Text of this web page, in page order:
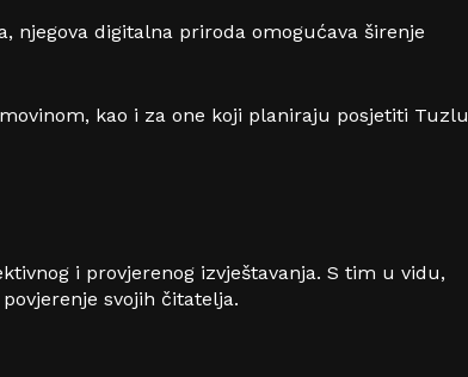
njegova digitalna priroda omogućava širenje
kao i za one koji planiraju posjetiti Tuzlu
i provjerenog izvještavanja. S tim u vidu,
svojih čitatelja.